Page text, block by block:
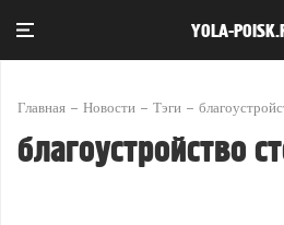
YOLA-
Главная Новости Тэги
благоустройство